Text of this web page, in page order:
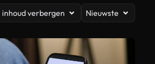
verbergen Nieuwste